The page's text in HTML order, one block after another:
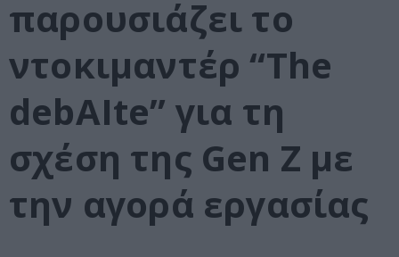
παρουσιάζει το
ντοκιμαντέρ “The
debAIte” για τη
σχέση της Gen Z με
την αγορά εργασίας